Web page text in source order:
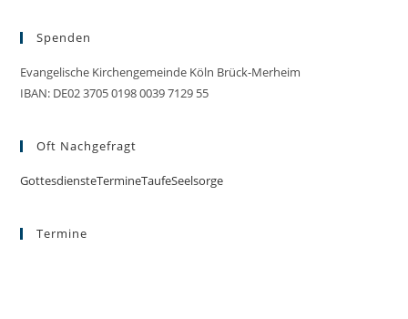
Spenden
Evangelische Kirchengemeinde Köln Brück-Merheim
IBAN: DE02 3705 0198 0039 7129 55
Oft Nachgefragt
GottesdiensteTermineTaufeSeelsorge
Termine